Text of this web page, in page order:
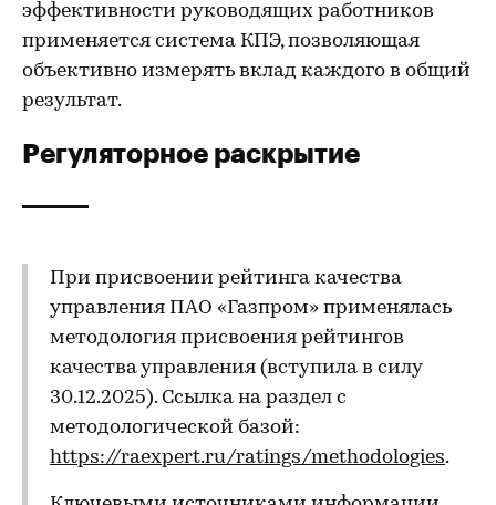
эффективности руководящих работников
применяется система КПЭ, позволяющая
объективно измерять вклад каждого в общий
результат.
Регуляторное раскрытие
При присвоении рейтинга качества
управления ПАО «Газпром» применялась
методология присвоения рейтингов
качества управления (вступила в силу
30.12.2025). Ссылка на раздел с
методологической базой:
https://raexpert.ru/ratings/methodologies.